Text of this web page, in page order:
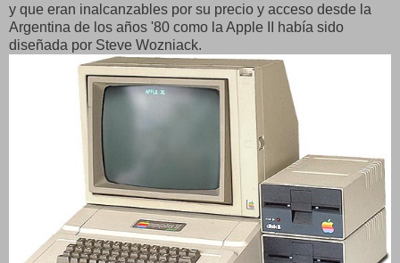
y que eran inalcanzables por su precio y acceso desde la
Argentina de los años '80 como la Apple II había sido
diseñada por Steve Wozniack.